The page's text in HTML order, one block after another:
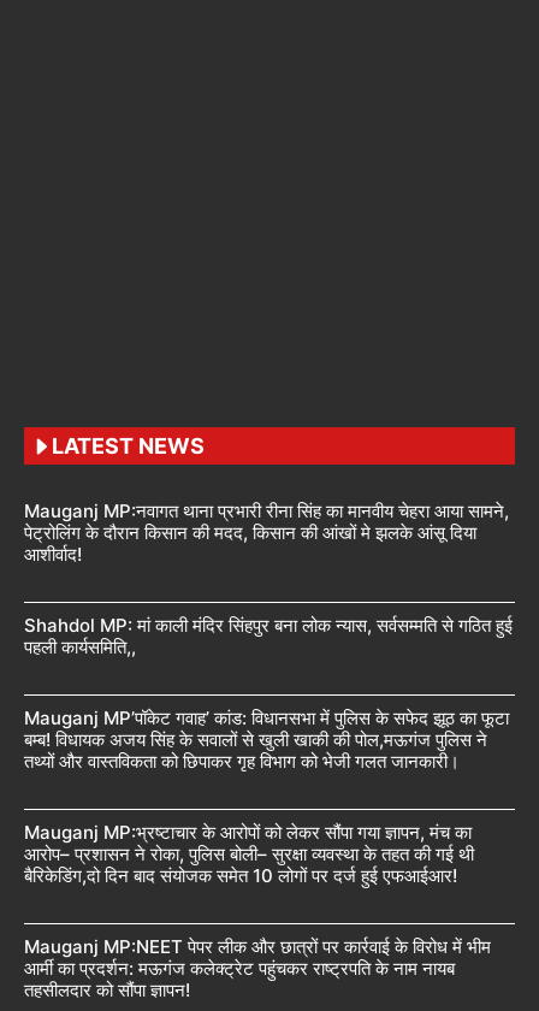
LATEST NEWS
Mauganj MP:नवागत थाना प्रभारी रीना सिंह का मानवीय चेहरा आया सामने,
पेट्रोलिंग के दौरान किसान की मदद, किसान की आंखों मे झलके आंसू दिया
आशीर्वाद!
Shahdol MP: मां काली मंदिर सिंहपुर बना लोक न्यास, सर्वसम्मति से गठित हुई
पहली कार्यसमिति,,
Mauganj MP’पॉकेट गवाह’ कांड: विधानसभा में पुलिस के सफेद झूठ का फूटा
बम्ब! विधायक अजय सिंह के सवालों से खुली खाकी की पोल,मऊगंज पुलिस ने
तथ्यों और वास्तविकता को छिपाकर गृह विभाग को भेजी गलत जानकारी।
Mauganj MP:भ्रष्टाचार के आरोपों को लेकर सौंपा गया ज्ञापन, मंच का
आरोप– प्रशासन ने रोका, पुलिस बोली– सुरक्षा व्यवस्था के तहत की गई थी
बैरिकेडिंग,दो दिन बाद संयोजक समेत 10 लोगों पर दर्ज हुई एफआईआर!
Mauganj MP:NEET पेपर लीक और छात्रों पर कार्रवाई के विरोध में भीम
आर्मी का प्रदर्शन: मऊगंज कलेक्ट्रेट पहुंचकर राष्ट्रपति के नाम नायब
तहसीलदार को सौंपा ज्ञापन!